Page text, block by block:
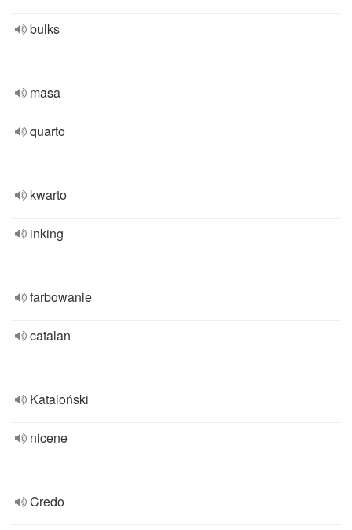
bulks
masa
quarto
kwarto
inking
farbowanie
catalan
Kataloński
nicene
Credo